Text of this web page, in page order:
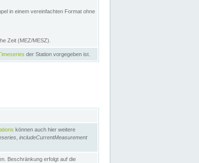
in einem vereinfachten Format ohne
Zeit (MEZ/MESZ).
der Station vorgegeben ist.
können auch hier weitere
includeCurrentMeasurement
Beschränkung erfolgt auf die